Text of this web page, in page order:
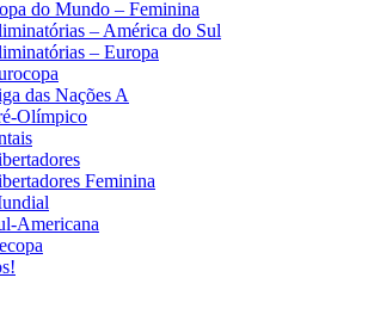
do Mundo – Feminina
– América do Sul
– Europa
das Nações A
Olímpico
Feminina
Americana